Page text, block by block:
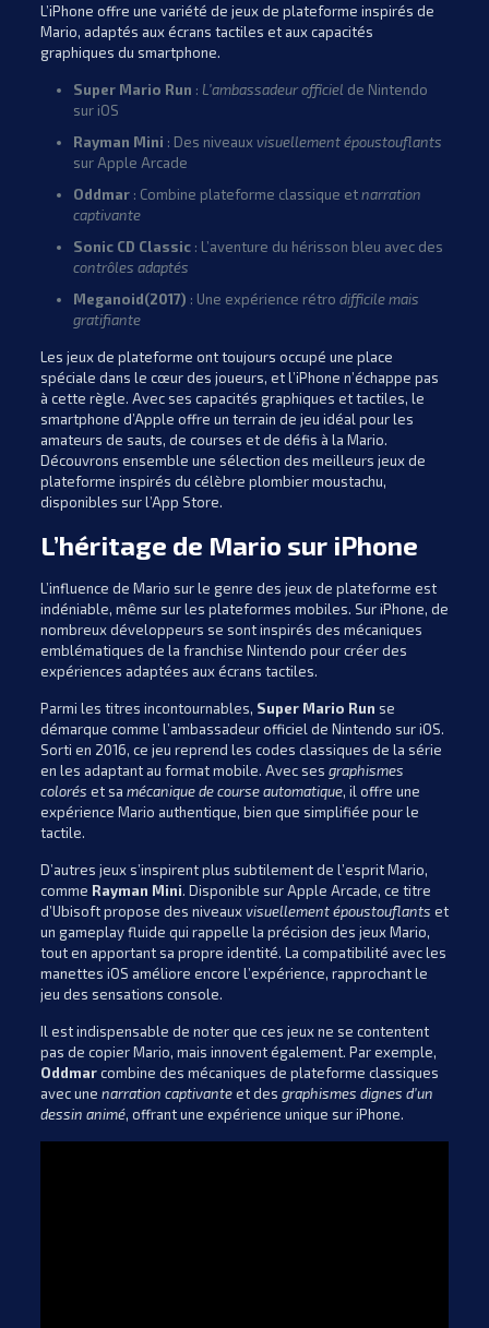
L’iPhone offre une variété de jeux de plateforme inspirés de
Mario, adaptés aux écrans tactiles et aux capacités
graphiques du smartphone.
Super Mario Run : L’ambassadeur officiel de Nintendo
sur iOS
Rayman Mini : Des niveaux visuellement époustouflants
sur Apple Arcade
Oddmar: Combine plateforme classique etnarration
captivante
Sonic CD Classic: L’aventure du hérisson bleu avec des
contrôles adaptés
Meganoid(2017) : Une expérience rétro difficile mais
gratifiante
Les jeux de plateforme ont toujours occupé une place
spéciale dans le cœur des joueurs, et l’iPhone n’échappe pas
à cette règle. Avec ses capacités graphiques et tactiles, le
smartphone d’Apple offre un terrain de jeu idéal pour les
amateurs de sauts, de courses et de défis à la Mario.
Découvrons ensemble une sélection des meilleurs jeux de
plateforme inspirés du célèbre plombier moustachu,
disponibles sur l’App Store.
L’héritage de Mario sur iPhone
L’influence de Mario sur le genre des jeux de plateforme est
indéniable, même sur les plateformes mobiles. Sur iPhone, de
nombreux développeurs se sont inspirés des mécaniques
emblématiques de la franchise Nintendo pour créer des
expériences adaptées aux écrans tactiles.
Parmi les titres incontournables, Super Mario Run se
démarque comme l’ambassadeur officiel de Nintendo sur iOS.
Sorti en 2016, ce jeu reprend les codes classiques de la série
en les adaptant au format mobile. Avec ses graphismes
colorés et sa mécanique de course automatique, il offre une
expérience Mario authentique, bien que simplifiée pour le
tactile.
D’autres jeux s’inspirent plus subtilement de l’esprit Mario,
comme Rayman Mini. Disponible sur Apple Arcade, ce titre
d’Ubisoft propose des niveauxvisuellement époustouflants et
un gameplay fluide qui rappelle la précision des jeux Mario,
tout en apportant sa propre identité. La compatibilité avec les
manettes iOS améliore encore l’expérience, rapprochant le
jeu des sensations console.
Il est indispensable de noter que ces jeux ne se contentent
pas de copier Mario, mais innovent également. Par exemple,
Oddmarcombine des mécaniques de plateforme classiques
avec une narration captivanteet des graphismes dignes d’un
dessin animé, offrant une expérience unique sur iPhone.